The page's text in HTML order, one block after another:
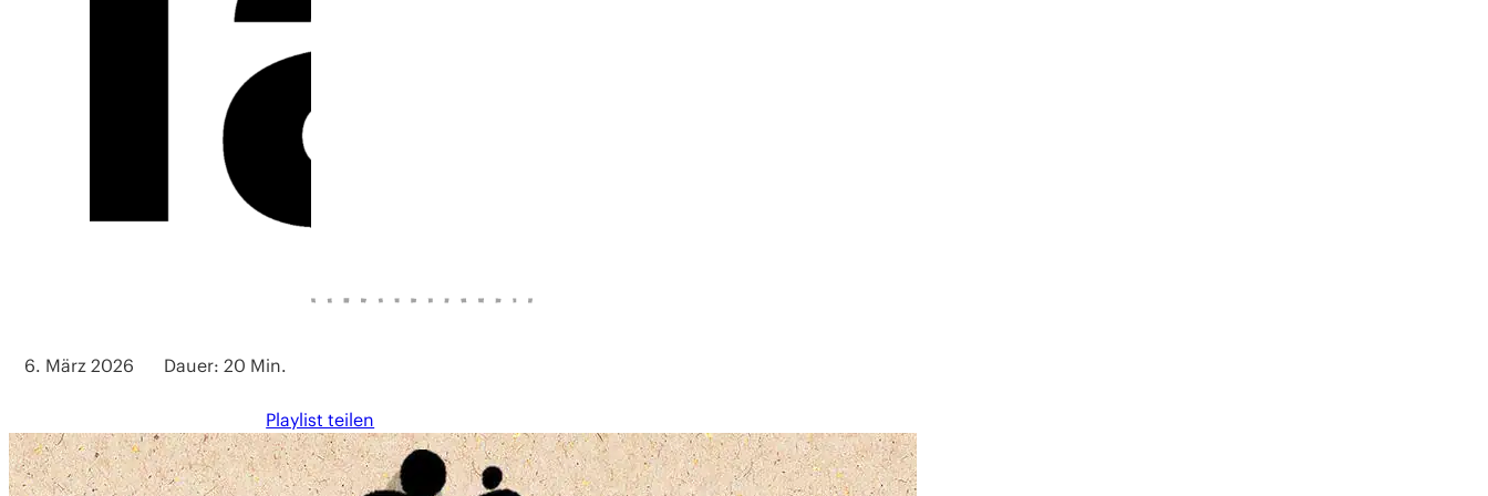
6. März 2026 Dauer: 20 Min.
Playlist teilen